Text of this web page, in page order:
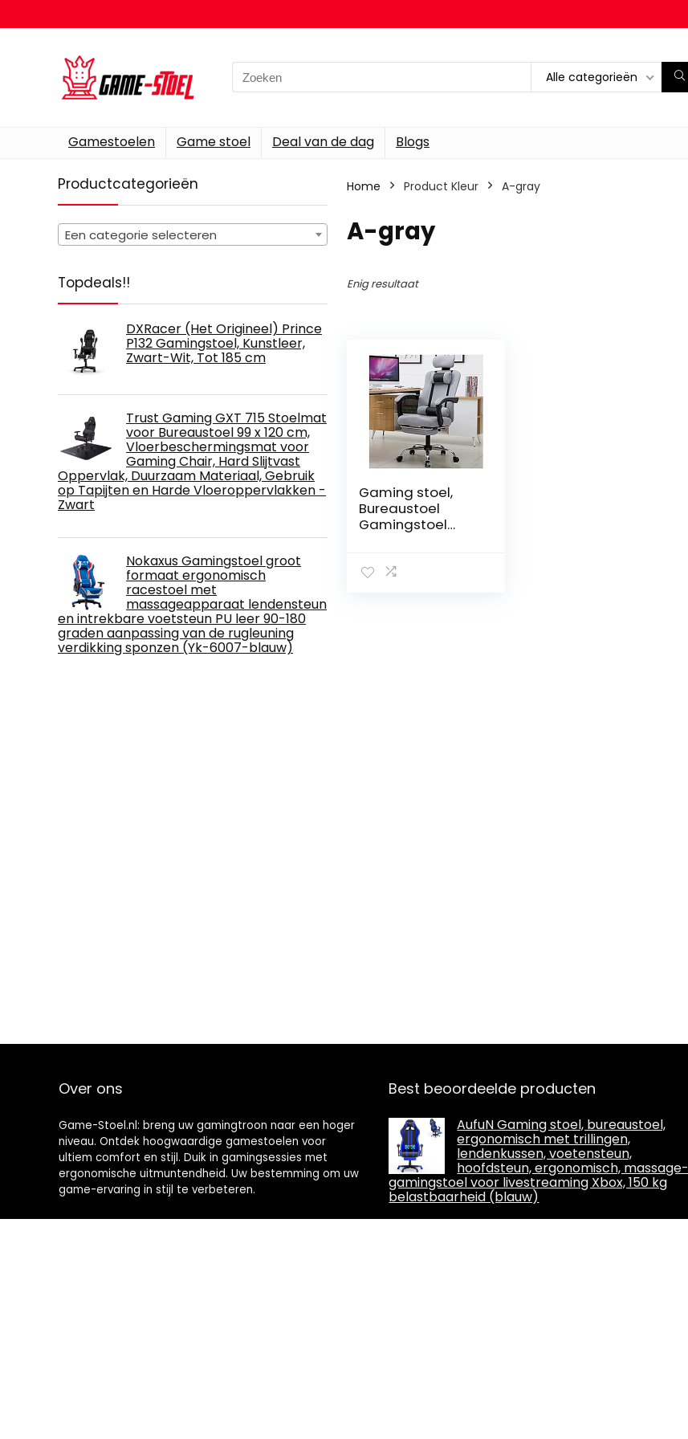
Search
for:
Alle categorieën
Gamestoelen Game stoel Deal van de dag Blogs
Productcategorieën
Een categorie selecteren
Topdeals!!
DXRacer (Het Origineel) Prince
P132 Gamingstoel, Kunstleer,
Zwart-Wit, Tot 185 cm
Trust Gaming GXT 715 Stoelmat
voor Bureaustoel 99 x 120 cm,
Vloerbeschermingsmat voor
Gaming Chair, Hard Slijtvast
Oppervlak, Duurzaam Materiaal, Gebruik
op Tapijten en Harde Vloeroppervlakken -
Zwart
Nokaxus Gamingstoel groot
formaat ergonomisch
racestoel met
massageapparaat lendensteun
en intrekbare voetsteun PU leer 90-180
graden aanpassing van de rugleuning
verdikking sponzen (Yk-6007-blauw)
Home Product Kleur ‎A-gray
‎A-gray
Enig resultaat
Gaming stoel,
Bureaustoel
Gamingstoel
Executive stoel
Over ons
Game-Stoel.nl: breng uw gamingtroon naar een hoger
niveau. Ontdek hoogwaardige gamestoelen voor
ultiem comfort en stijl. Duik in gamingsessies met
ergonomische uitmuntendheid. Uw bestemming om uw
game-ervaring in stijl te verbeteren.
Best beoordeelde producten
AufuN Gaming stoel, bureaustoel,
ergonomisch met trillingen,
lendenkussen, voetensteun,
hoofdsteun, ergonomisch, massage-
gamingstoel voor livestreaming Xbox, 150 kg
belastbaarheid (blauw)